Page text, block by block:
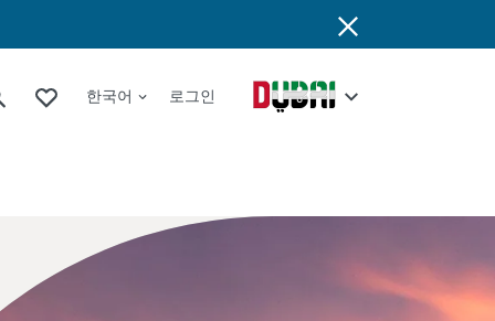
한국어 로그인